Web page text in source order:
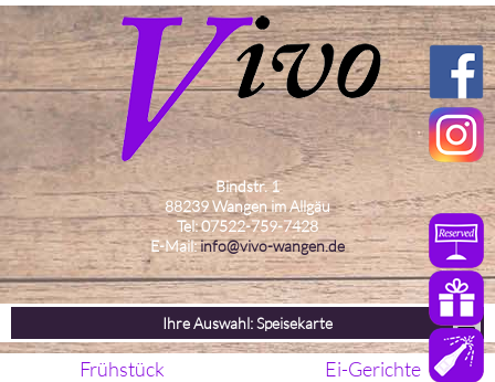
Bindstr. 1
88239 Wangen im Allgäu
Tel: 07522-759-7428
E-Mail:info@vivo-wangen.de
Ihre Auswahl: Speisekarte
Frühstück
Ei-Gerichte